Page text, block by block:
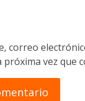
correo
vez que